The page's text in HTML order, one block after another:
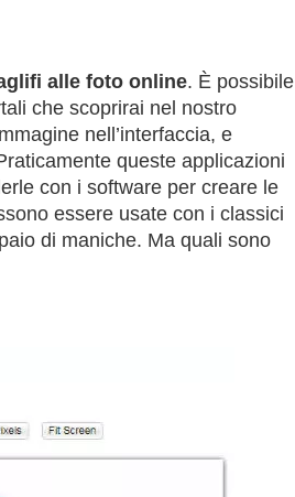
alle foto online. È possibile
che scoprirai nel nostro
nell’interfaccia, e
queste applicazioni
con i software per creare le
essere usate con i classici
di maniche. Ma quali sono